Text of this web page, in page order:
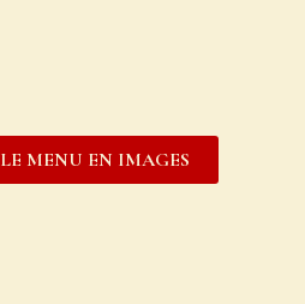
LE MENU EN IMAGES